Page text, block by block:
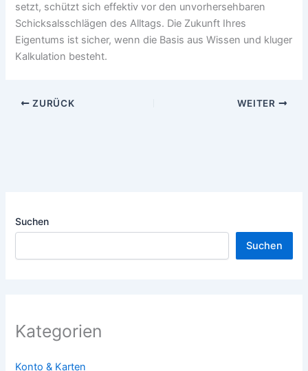
setzt, schützt sich effektiv vor den unvorhersehbaren
Schicksalsschlägen des Alltags. Die Zukunft Ihres
Eigentums ist sicher, wenn die Basis aus Wissen und kluger
Kalkulation besteht.
ZURÜCK WEITER
Suchen
Suchen
Kategorien
Konto & Karten